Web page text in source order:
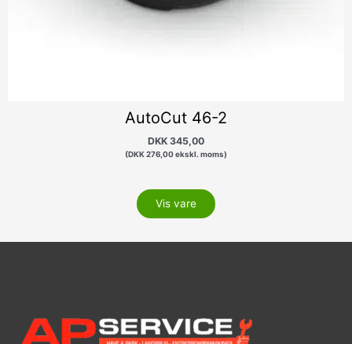
AutoCut 46-2
DKK 345,00
(DKK276,00ekskl. moms)
Vis vare